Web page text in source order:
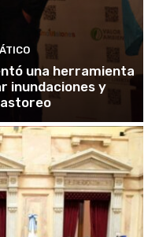
una herramienta
inundaciones y